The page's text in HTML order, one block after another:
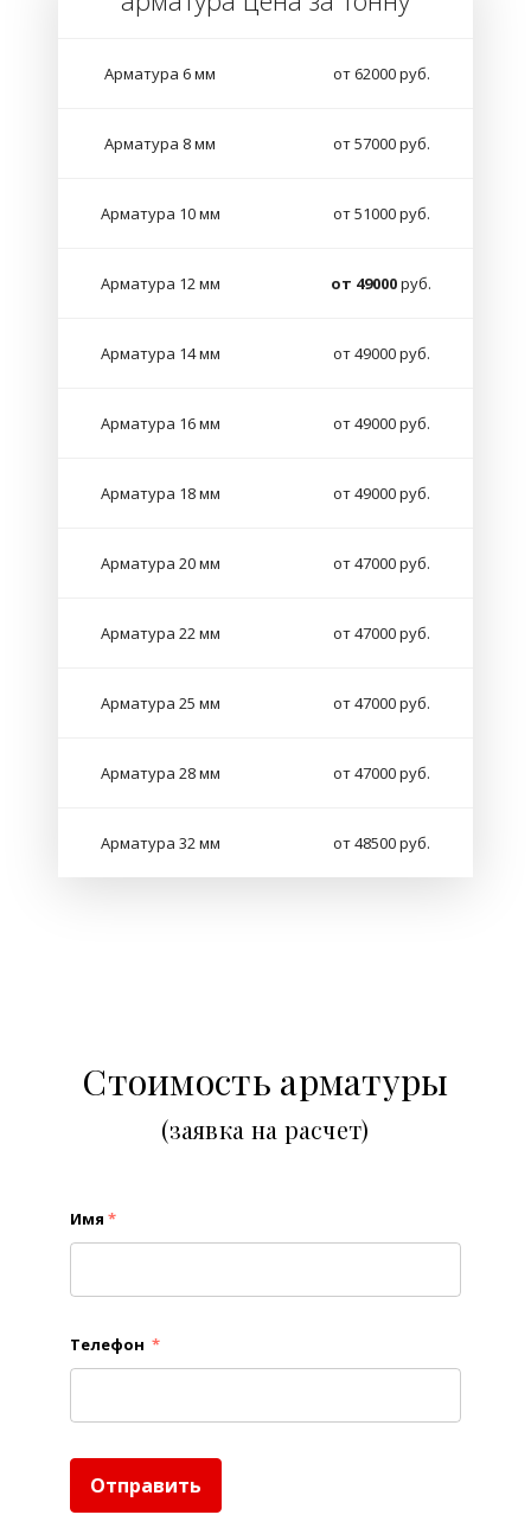
Арматура 6 мм от 62000 руб.
Арматура 8 мм от 57000 руб.
Арматура 10 мм от 51000 руб.
Арматура 12 мм от 49000руб.
Арматура 14 мм от 49000 руб.
Арматура 16 мм от 49000 руб.
Арматура 18 мм от 49000 руб.
Арматура 20 мм от 47000 руб.
Арматура 22 мм от 47000 руб.
Арматура 25 мм от 47000 руб.
Арматура 28 мм от 47000 руб.
Арматура 32 мм от 48500 руб.
Стоимость арматуры
(заявка на расчет)
Имя *
Телефон *
Отправить